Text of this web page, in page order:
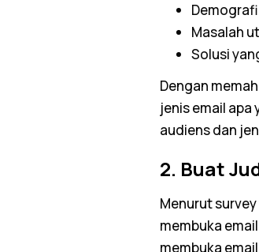
Masalah
Solusi
Dengan
jenisemail apa
audiens dan
2. Buat
Menurutsurvey
membuka
membuka email